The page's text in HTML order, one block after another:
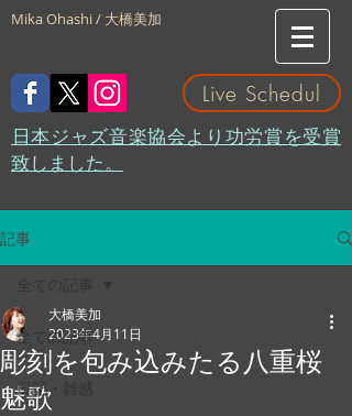
Mika Ohashi / 大橋美加
Live Schedul
​日本ジャズ音楽協会より功労賞を受賞
致しました。
記事
全ての記事
日記・雑感
彫刻を包み込みたる八重桜
魅歌
大橋美加
2023年4月11日